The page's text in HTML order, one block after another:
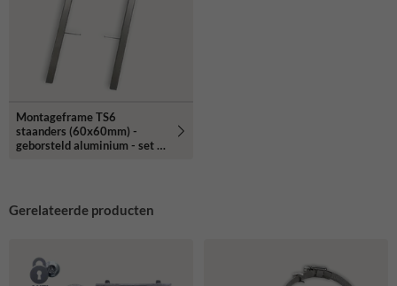
Montageframe TS6
staanders (60x60mm) -
geborsteld aluminium - set 2
Gerelateerde producten